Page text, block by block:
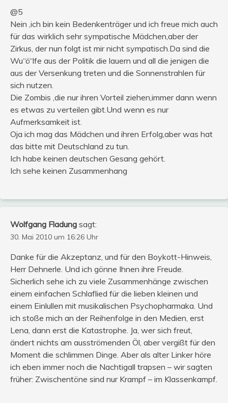
@5
Nein ,ich bin kein Bedenkenträger und ich freue mich auch
für das wirklich sehr sympatische Mädchen,aber der
Zirkus, der nun folgt ist mir nicht sympatisch.Da sind die
Wu“ö“lfe aus der Politik die lauern und all die jenigen die
aus der Versenkung treten und die Sonnenstrahlen für
sich nutzen.
Die Zombis ,die nur ihren Vorteil ziehen,immer dann wenn
es etwas zu verteilen gibt.Und wenn es nur
Aufmerksamkeit ist.
Oja ich mag das Mädchen und ihren Erfolg,aber was hat
das bitte mit Deutschland zu tun.
Ich habe keinen deutschen Gesang gehört.
Ich sehe keinen Zusammenhang
Wolfgang Fladung sagt:
30. Mai 2010 um 16:26 Uhr
Danke für die Akzeptanz, und für den Boykott-Hinweis,
Herr Dehnerle. Und ich gönne Ihnen ihre Freude.
Sicherlich sehe ich zu viele Zusammenhänge zwischen
einem einfachen Schlaflied für die lieben kleinen und
einem Einlullen mit musikalischen Psychopharmaka. Und
ich stoße mich an der Reihenfolge in den Medien, erst
Lena, dann erst die Katastrophe. Ja, wer sich freut,
ändert nichts am ausströmenden Öl, aber vergißt für den
Moment die schlimmen Dinge. Aber als alter Linker höre
ich eben immer noch die Nachtigall trapsen – wir sagten
früher: Zwischentöne sind nur Krampf – im Klassenkampf.